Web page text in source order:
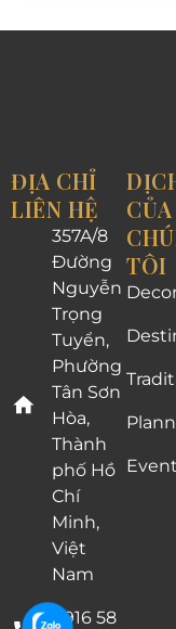
ĐỊA CHỈ
LIÊN HỆ
357A/8
Đường
Nguyễn
Trọng
Tuyển,
Phường
Tân Sơn
Hòa,
Thành
phố Hồ
Chí
Minh,
Việt
Nam
0916 58
CỦA
TÔI
Event